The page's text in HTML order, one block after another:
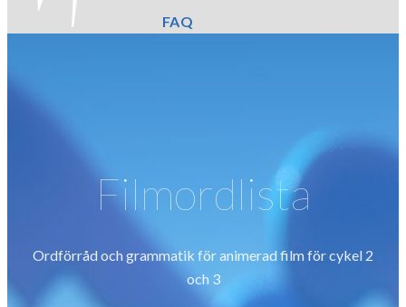
FAQ
Filmordlista
Ordförråd och grammatik för animerad film för cykel 2
och 3